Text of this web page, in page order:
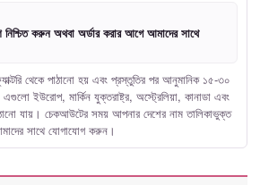
করুন অথবা অর্ডার করার আগে আমাদের সাথে
থেকে পাঠানো হয় এবং প্রস্তুতির পর আনুমানিক ১৫-৩০
এগুলো ইউরোপ, মার্কিন যুক্তরাষ্ট্র, অস্ট্রেলিয়া, কানাডা এবং
যায়। চেকআউটের সময় আপনার দেশের নাম তালিকাভুক্ত
সাথে যোগাযোগ করুন।